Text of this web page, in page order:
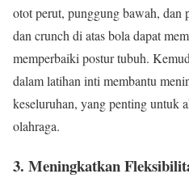
otot perut, punggung bawah,
dan crunch di atas bola dapat
memperbaiki postur tubuh.
dalam latihan inti membantu
keseluruhan, yang penting untuk
olahraga.
3. Meningkatkan